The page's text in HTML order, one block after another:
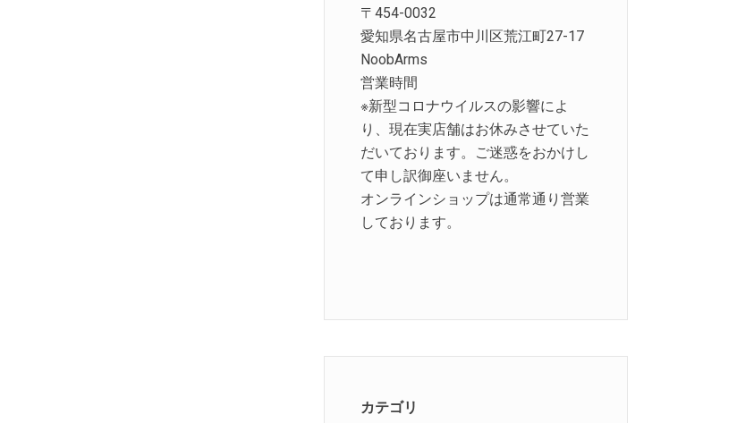
〒454-0032
愛知県名古屋市中川区荒江町27-17
NoobArms
営業時間
※新型コロナウイルスの影響によ
り、現在実店舗はお休みさせていた
だいております。ご迷惑をおかけし
て申し訳御座いません。
オンラインショップは通常通り営業
しております。
カテゴリ